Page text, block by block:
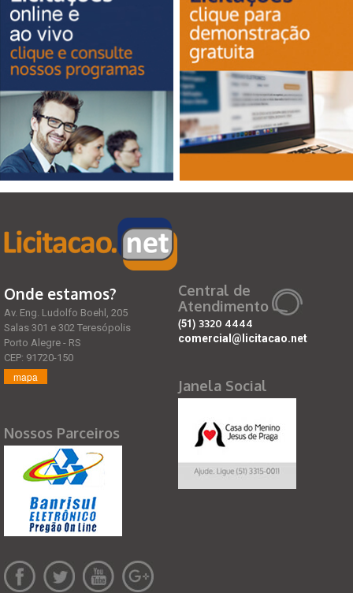
Onde estamos?
Av. Eng. Ludolfo Boehl, 205
Salas 301 e 302 Teresópolis
Porto Alegre - RS
CEP: 91720-150
mapa
Nossos Parceiros
Central de
Atendimento
(51) 3320 4444
comercial@licitacao.net
Janela Social